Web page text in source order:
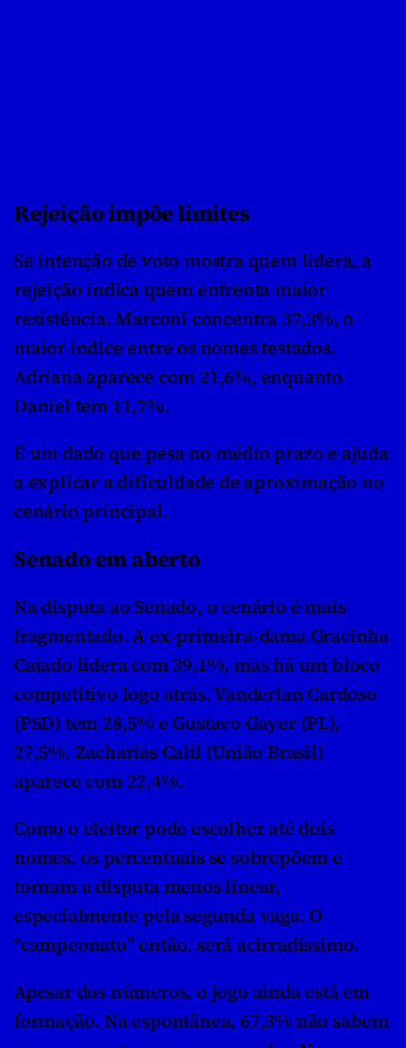
Rejeição impõe limites
Se intenção de voto mostra quem lidera, a
rejeição indica quem enfrenta maior
resistência. Marconi concentra 37,3%, o
maior índice entre os nomes testados.
Adriana aparece com 21,6%, enquanto
Daniel tem 11,7%.
É um dado que pesa no médio prazo e ajuda
a explicar a dificuldade de aproximação no
cenário principal.
Senado em aberto
Na disputa ao Senado, o cenário é mais
fragmentado. A ex-primeira-dama Gracinha
Caiado lidera com 39,1%, mas há um bloco
competitivo logo atrás. Vanderlan Cardoso
(PSD) tem 28,5% e Gustavo Gayer (PL),
27,5%. Zacharias Calil (União Brasil)
aparece com 22,4%.
Como o eleitor pode escolher até dois
nomes, os percentuais se sobrepõem e
tornam a disputa menos linear,
especialmente pela segunda vaga. O
“campeonato” então, será acirradíssimo.
Apesar dos números, o jogo ainda está em
formação. Na espontânea, 67,3% não sabem